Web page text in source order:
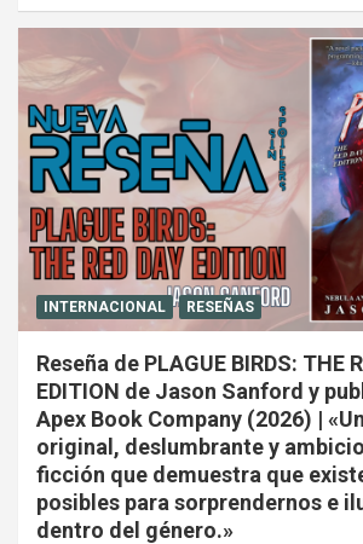
INTERNACIONAL RESEÑAS
Reseña de PLAGUE BIRDS: THE
EDITION de Jason Sanford y
Apex Book Company (2026) |
original, deslumbrante y
ficción que demuestra que
posibles para sorprendernos e
dentro del género.»